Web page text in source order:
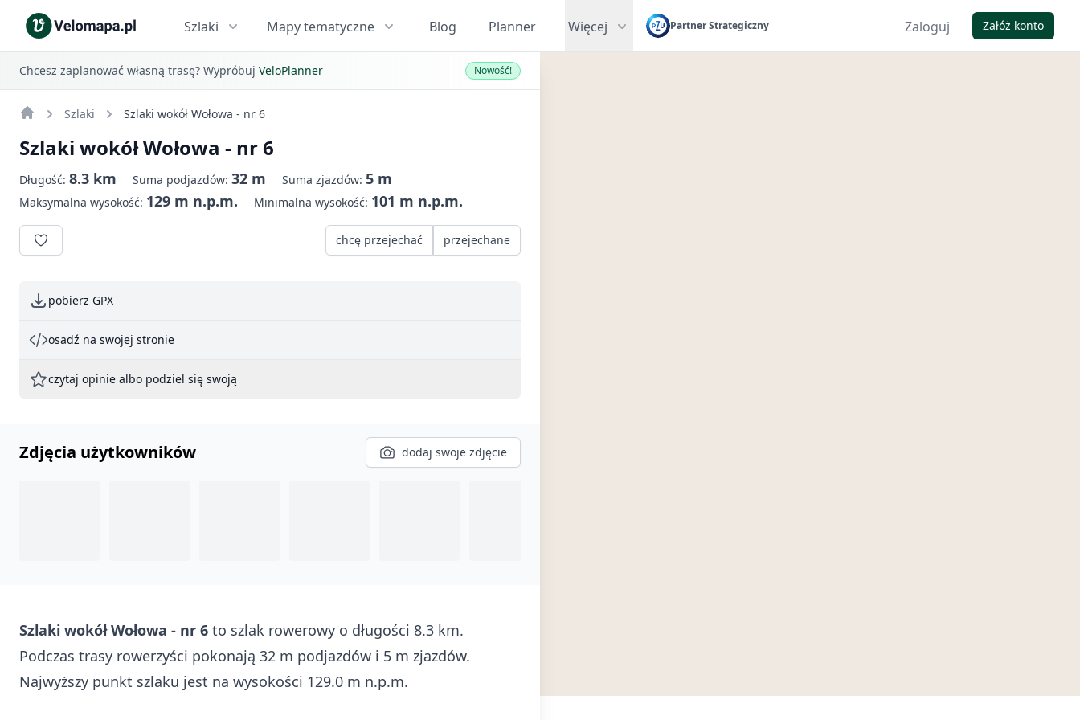
Szlaki Mapy tematyczne Blog Planner Więcej Partner Strategiczny Zaloguj Załóż konto
Chcesz zaplanować własną trasę? Wypróbuj VeloPlanner Nowość!
Szlaki Szlaki wokół Wołowa - nr 6
Szlaki wokół Wołowa - nr 6
Długość: 8.3 km Suma podjazdów: 32 m Suma zjazdów: 5 m
Maksymalna wysokość: 129 m n.p.m. Minimalna wysokość: 101 m n.p.m.
chcę przejechać przejechane
pobierz GPX
osadź na swojej stronie
czytaj opinie albo podziel się swoją
Zdjęcia użytkowników dodaj swoje zdjęcie
Szlaki wokół Wołowa - nr 6 to szlak rowerowy o długości 8.3 km.
Podczas trasy rowerzyści pokonają 32 m podjazdów i 5 m zjazdów.
Najwyższy punkt szlaku jest na wysokości 129.0 m n.p.m.